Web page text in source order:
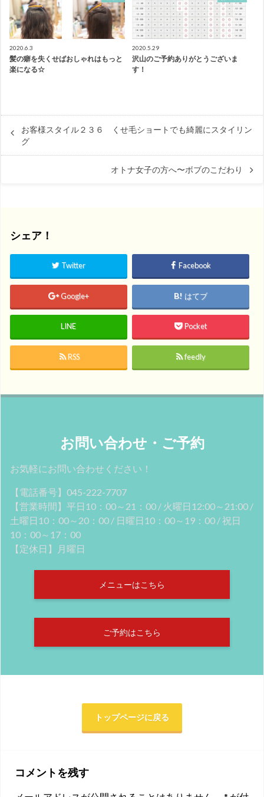
2020.6.3
髪の癖を失くせばおしゃれはもっと
楽になる☆
2020.5.29
沢山のご予約ありがとうございま
す！
お客様スタイル２３６ くせ毛ショートでも綺麗にスタイリン
グ
オトナ女子の方へ〜ボブのこだわり
シェア！
Twitter Facebook
Google+ はてブ
LINE Pocket
RSS feedly
お問い合わせ・ご予約
お気軽にお問い合わせください！
【電話番号】045-222-7707
【営業時間】平日10：00～21：00 / 火曜日12:00～21:00 /
土曜日10：00～20：00 / 日曜日10：00～19：00 / 祝日
10：00～17：00
【定休日】月曜日
メニューはこちら
ご予約はこちら
トップページに戻る
コメントを残す